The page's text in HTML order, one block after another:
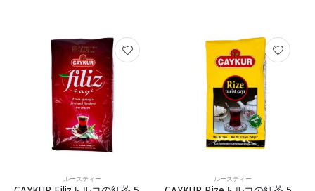
ルースティー ルースティー